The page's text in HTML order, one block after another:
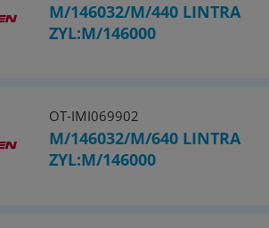
M/146032/M/440 LINTRA
ZYL:M/146000
OT-IMI069902
M/146032/M/640 LINTRA
ZYL:M/146000